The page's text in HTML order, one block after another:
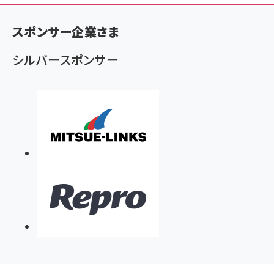
く
ず
スポンサー企業さま
シルバースポンサー